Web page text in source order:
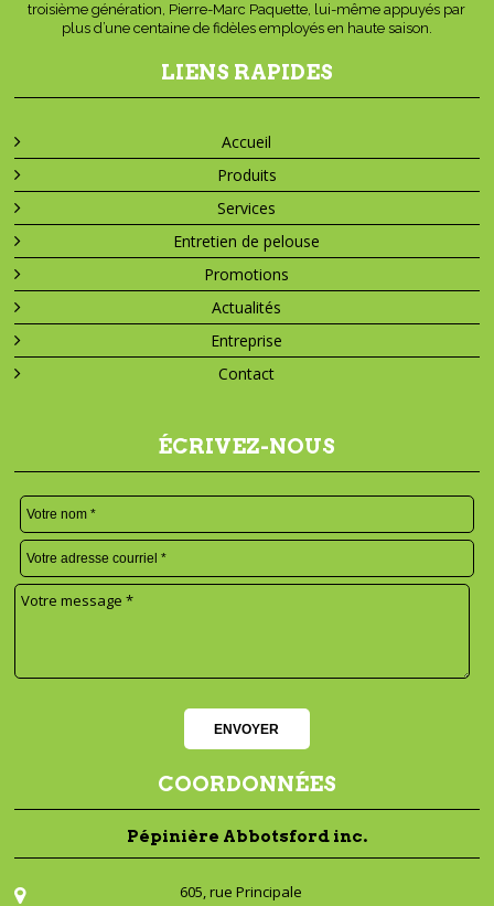
troisième génération, Pierre-Marc Paquette, lui-même appuyés par
plus d’une centaine de fidèles employés en haute saison.
LIENS RAPIDES
Accueil
Produits
Services
Entretien de pelouse
Promotions
Actualités
Entreprise
Contact
ÉCRIVEZ-NOUS
COORDONNÉES
Pépinière Abbotsford inc.
605, rue Principale